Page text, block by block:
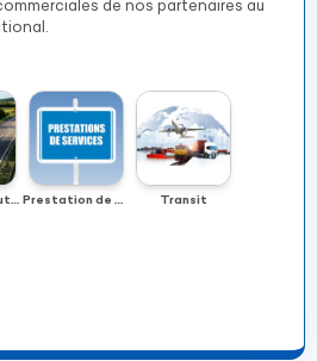
de nos partenaires au
Transport routier Prestation de service Transit